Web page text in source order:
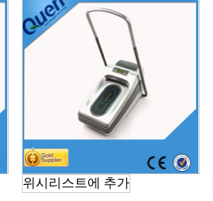
위시리스트에 추가